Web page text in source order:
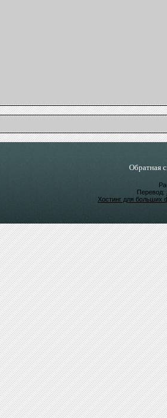
Обратная
Перевод:
Хостинг для больших